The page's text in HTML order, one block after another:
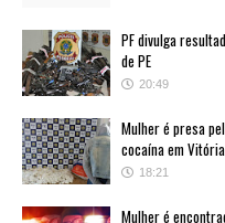
PF divulga
de PE
20:49
Mulher é presa
cocaína em
18:21
Mulher é